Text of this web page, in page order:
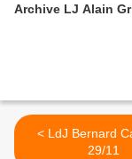
Archive LJ Alain
< LdJ Bernard Cabanes
29/11